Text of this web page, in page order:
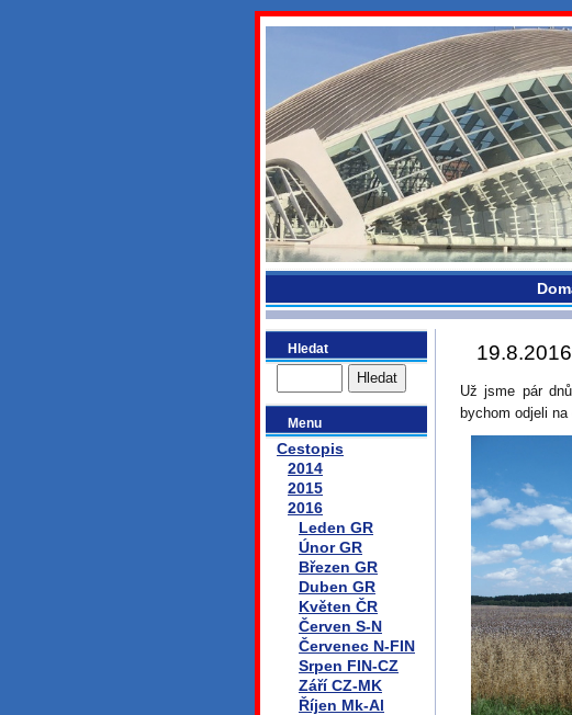
Hledat
Menu
Cestopis
2014
2015
2016
Leden GR
Únor GR
Březen GR
Duben GR
Květen ČR
Červen S-N
Červenec N-FIN
Srpen FIN-CZ
Září CZ-MK
Říjen Mk-Al
Už jsme pár
bychom odjeli